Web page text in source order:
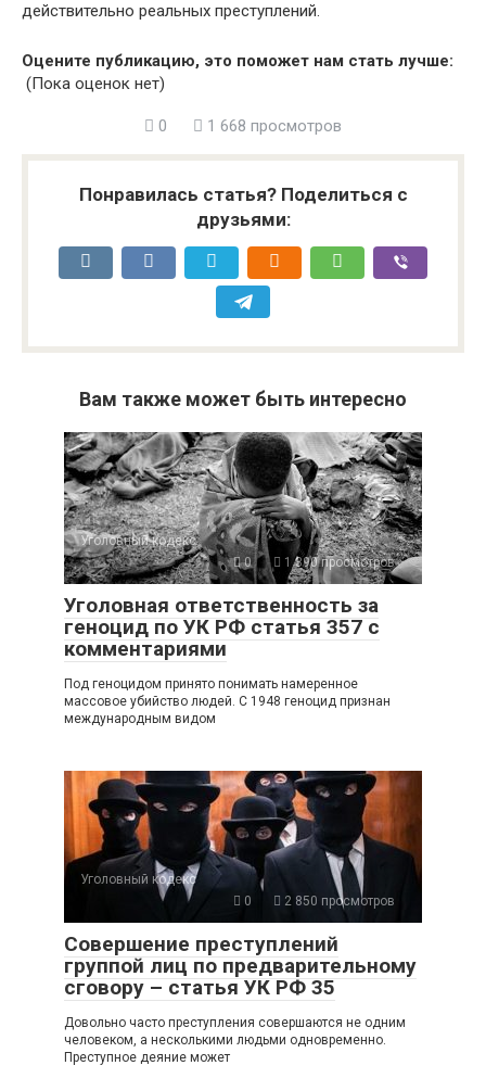
действительно реальных преступлений.
Оцените публикацию, это поможет нам стать лучше:
(Пока оценок нет)
0 1 668 просмотров
Понравилась статья? Поделиться с
друзьями:
Вам также может быть интересно
Уголовный кодекс
0
1 390 просмотров
Уголовная ответственность за
геноцид по УК РФ статья 357 с
комментариями
Под геноцидом принято понимать намеренное
массовое убийство людей. С 1948 геноцид признан
международным видом
Уголовный кодекс
0
2 850 просмотров
Совершение преступлений
группой лиц по предварительному
сговору – статья УК РФ 35
Довольно часто преступления совершаются не одним
человеком, а несколькими людьми одновременно.
Преступное деяние может